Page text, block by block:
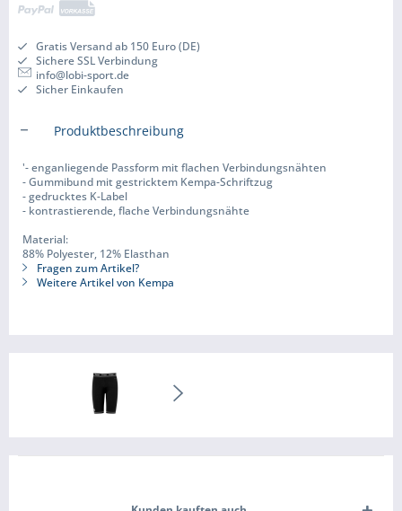
Gratis Versand ab 150 Euro (DE)
Sichere SSL Verbindung
info@lobi-sport.de
Sicher Einkaufen
Produktbeschreibung
'- enganliegende Passform mit flachen Verbindungsnähten
- Gummibund mit gestricktem Kempa-Schriftzug
- gedrucktes K-Label
- kontrastierende, flache Verbindungsnähte
Material:
88% Polyester, 12% Elasthan
Fragen zum Artikel?
Weitere Artikel von Kempa